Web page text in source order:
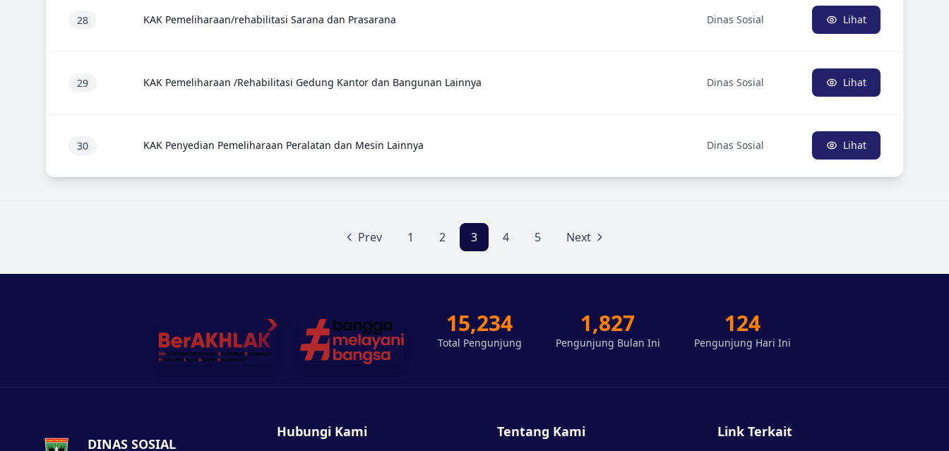
28 KAK Pemeliharaan/rehabilitasi Sarana dan Prasarana Dinas Sosial Lihat
29 KAK Pemeliharaan /Rehabilitasi Gedung Kantor dan Bangunan Lainnya Dinas Sosial Lihat
30 KAK Penyedian Pemeliharaan Peralatan dan Mesin Lainnya Dinas Sosial Lihat
Prev 1 2 3 4 5 Next
15,234
Total Pengunjung
1,827
Pengunjung Bulan Ini
124
Pengunjung Hari Ini
DINAS SOSIAL
Hubungi Kami Tentang Kami Link Terkait